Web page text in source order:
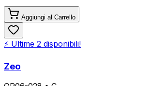
Aggiungi al Carrello
⚡ Ultime 2 disponibili!
Zeo